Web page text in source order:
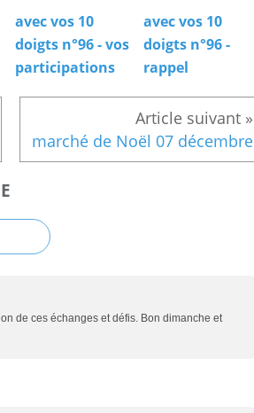
avec vos 10
doigts n°96 - vos
participations
avec vos 10
doigts n°96 -
rappel
marché de Noël 07 décembre
de ces échanges et défis. Bon dimanche et